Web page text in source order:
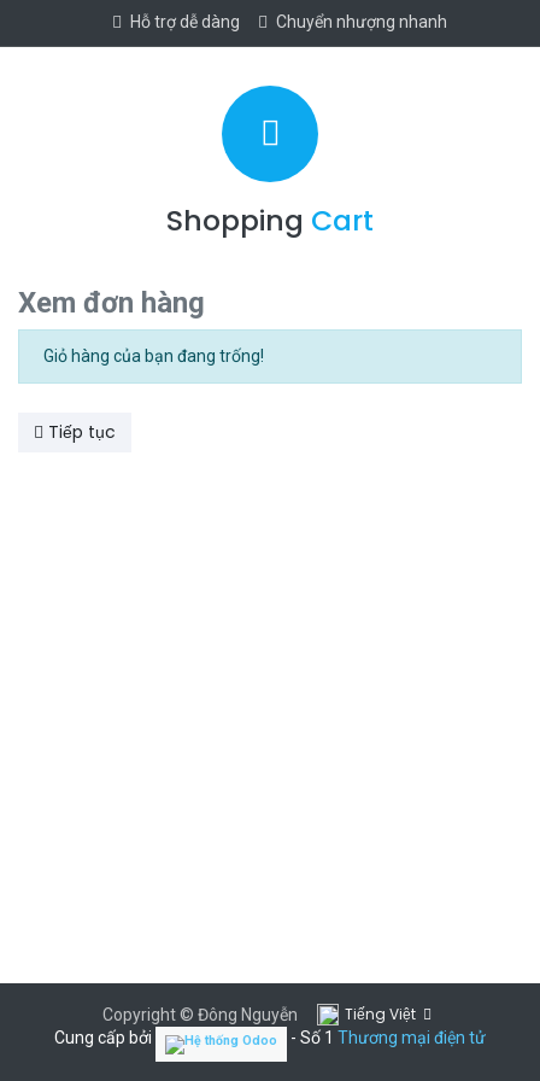
Hỗ trợ dễ dàng Chuyển nhượng nhanh
Shopping Cart
Xem đơn hàng
Giỏ hàng của bạn đang trống!
Tiếp tục
Copyright © Đông Nguyễn Tiếng Việt
Cung cấp bởi - Số 1 Thương mại điện tử